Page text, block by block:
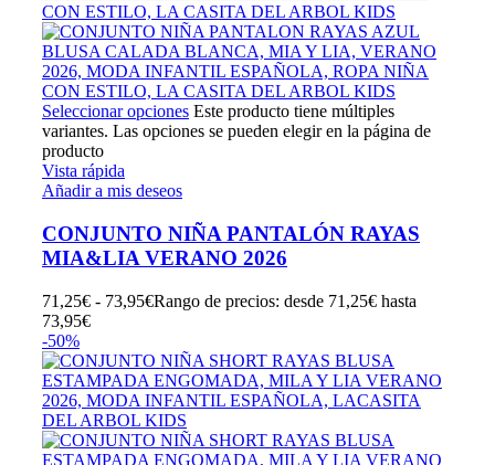
Seleccionar opciones Este producto tiene múltiples
variantes. Las opciones se pueden elegir en la página de
producto
Vista rápida
Añadir a mis deseos
CONJUNTO NIÑA PANTALÓN RAYAS
MIA&LIA VERANO 2026
71,25€ - 73,95€Rango de precios: desde 71,25€ hasta
73,95€
-50%